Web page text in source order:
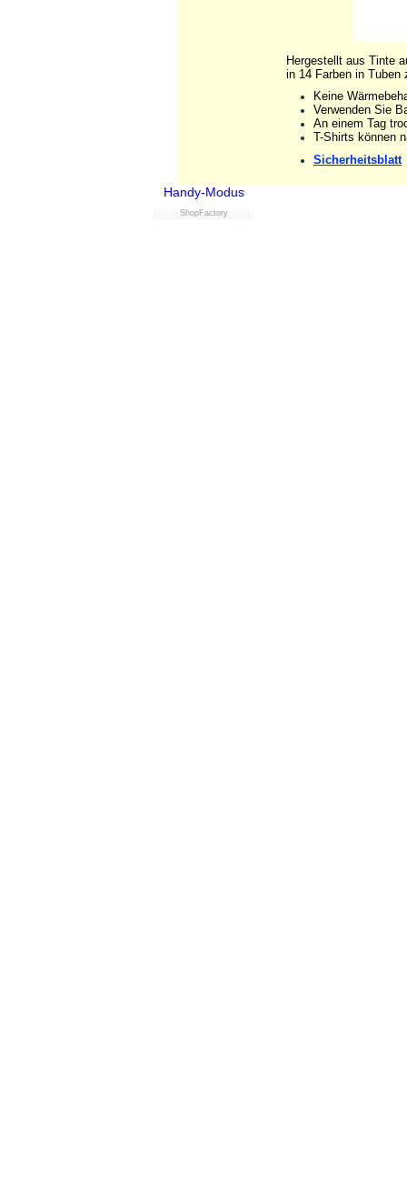
Hergestellt aus Tinte
in 14 Farben in Tuben
Keine
Verwenden Sie
An einem Tag
T-Shirts können
Sicherheitsblatt
Handy-Modus
ShopFactory